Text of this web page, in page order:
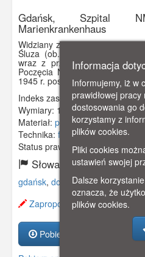
Gdańsk, Szpital
Marienkrankenhaus
Widziany z lotu ptaka Szpital
Śluza (ob. ten odcinek nosi
wraz z przylegającym do
Poczęcia NMP oraz ogrodem
1945 r. posługiwały
Indeks zasobu:GSP01795
Wymiary: 138 x 86 mm
Materiał: pocztówka
Technika: fotografia czarno-biała
Status prawny:Użycie
Słowa kluczowe:
gdańsk, dolne miasto ,szpital
Zaproponuj zmianę opisu.
Pobierz zasób
Informacja
Informujemy, iż w
prawidłowej
dostosowania go
korzystamy z
plików cookies.
Pliki cookies
ustawień swojej
Dalsze
oznacza, że
plików cookies.